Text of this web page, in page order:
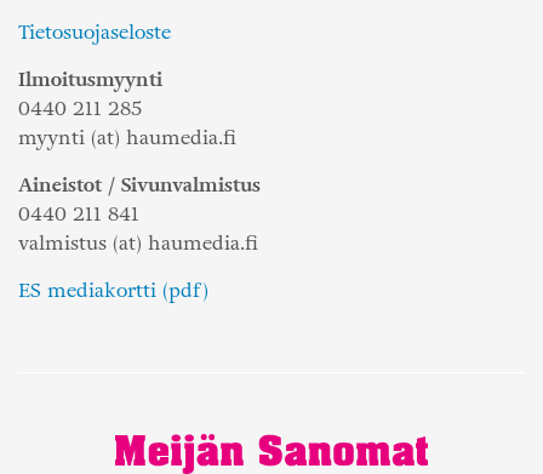
Tietosuojaseloste
Ilmoitusmyynti
0440 211 285
myynti (at) haumedia.fi
Aineistot / Sivunvalmistus
0440 211 841
valmistus (at) haumedia.fi
ES mediakortti (pdf)